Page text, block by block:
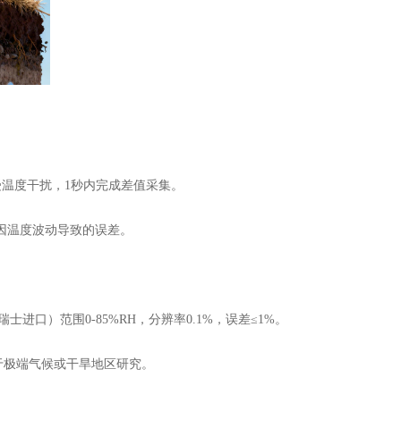
度干扰，1秒内完成差值采集。
度波动导致的误差。
口）范围0-85%RH，分辨率0.1%，误差≤1%。
端气候或干旱地区研究。